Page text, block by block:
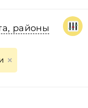
районы